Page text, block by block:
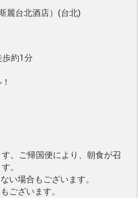
麗台北酒店）(台北)
歩約1分
。ご帰国便により、朝食が召
。
い場合もございます。
ございます。